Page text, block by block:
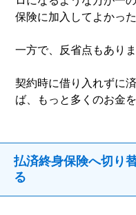
保険に加入してよかっ
一方で、反省点もありま
契約時に借り入れずに
ば、もっと多くのお金
払済終身保険へ切り
る